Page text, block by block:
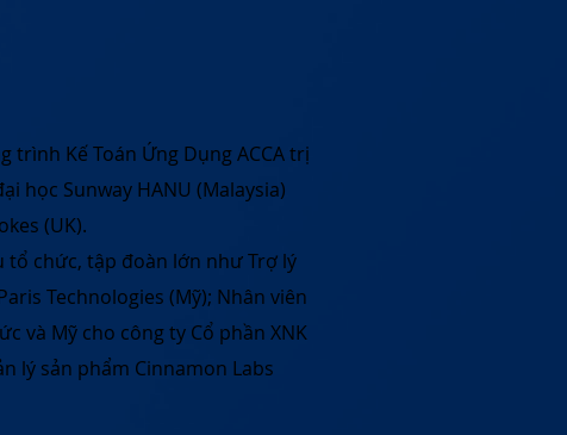
trình Kế Toán Ứng Dụng ACCA trị
học Sunway HANU (Malaysia)
(UK).
tổ chức, tập đoàn lớn như Trợ lý
Technologies (Mỹ); Nhân viên
và Mỹ cho công ty Cổ phần XNK
lý sản phẩm Cinnamon Labs